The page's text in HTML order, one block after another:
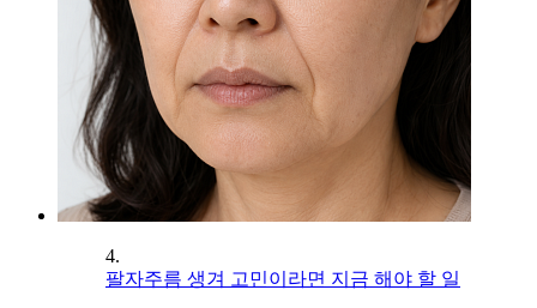
4.
팔자주름 생겨 고민이라면 지금 해야 할 일